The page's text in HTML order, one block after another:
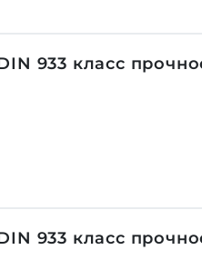
933 класс
933 класс